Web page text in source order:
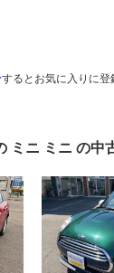
するとお気に入りに登
ミニ ミニ の中